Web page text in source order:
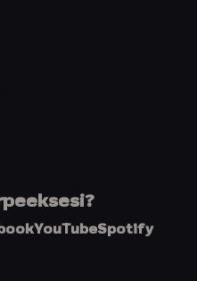
YouTubeSpotify